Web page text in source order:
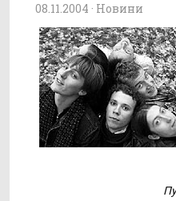
08.11.2004 · Новини